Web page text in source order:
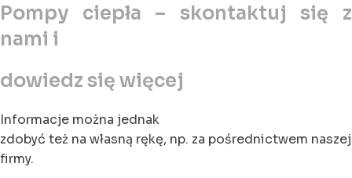
Pompy ciepła – skontaktuj się z
nami i
dowiedz się więcej
Informacje można jednak
zdobyć też na własną rękę, np. za pośrednictwem naszej
firmy.